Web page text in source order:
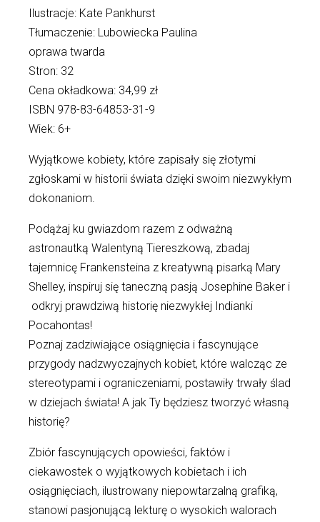
Ilustracje: Kate Pankhurst
Tłumaczenie: Lubowiecka Paulina
oprawa twarda
Stron: 32
Cena okładkowa: 34,99 zł
ISBN 978-83-64853-31-9
Wiek: 6+
Wyjątkowe kobiety, które zapisały się złotymi
zgłoskami w historii świata dzięki swoim niezwykłym
dokonaniom.
Podążaj ku gwiazdom razem z odważną
astronautką Walentyną Tiereszkową, zbadaj
tajemnicę Frankensteina z kreatywną pisarką Mary
Shelley, inspiruj się taneczną pasją Josephine Baker i
odkryj prawdziwą historię niezwykłej Indianki
Pocahontas!
Poznaj zadziwiające osiągnięcia i fascynujące
przygody nadzwyczajnych kobiet, które walcząc ze
stereotypami i ograniczeniami, postawiły trwały ślad
w dziejach świata! A jak Ty będziesz tworzyć własną
historię?
Zbiór fascynujących opowieści, faktów i
ciekawostek o wyjątkowych kobietach i ich
osiągnięciach, ilustrowany niepowtarzalną grafiką,
stanowi pasjonującą lekturę o wysokich walorach